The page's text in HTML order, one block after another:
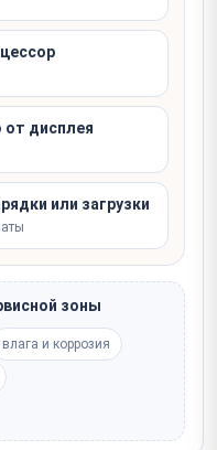
от дисплея
или загрузки
зоны
влага и коррозия